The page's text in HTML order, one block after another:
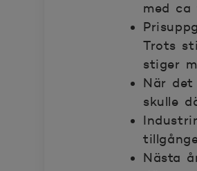
med ca
Trots
stiger
När
skulle
Nästa